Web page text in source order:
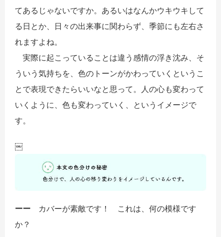
てあるじゃないですか。あるいはなんかウキウキして
る日とか、日々の出来事に関わらず、季節にも左右さ
れますよね。
実際に起こっていることは違う感情の浮き沈み、そ
ういう気持ちを、色のトーンがかわっていくというこ
とで表現できたらいいなと思って。人の心も変わって
いくように、色も変わっていく、というイメージで
す。
￼
ーー カバーが素敵です！ これは、何の模様です
か？